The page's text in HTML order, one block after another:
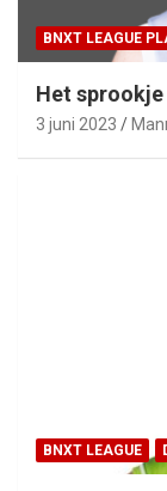
BNXT LEAGUE
Het
3 juni 2023
BNXT LEAGUE